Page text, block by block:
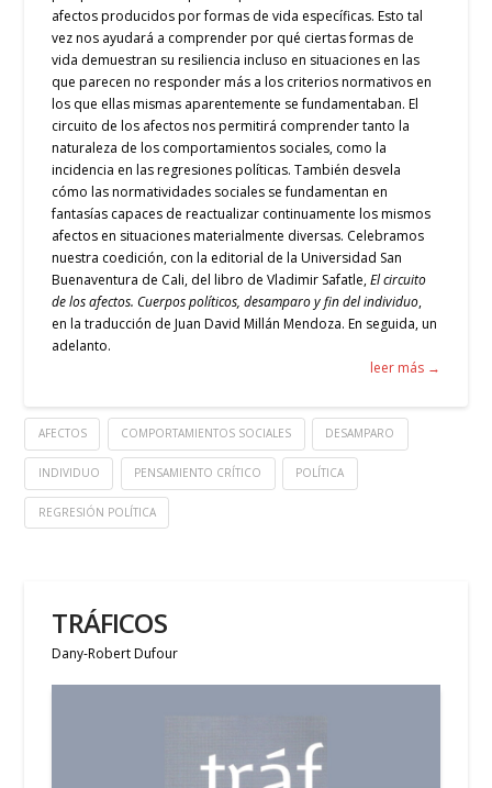
afectos producidos por formas de vida específicas. Esto tal
vez nos ayudará a comprender por qué ciertas formas de
vida demuestran su resiliencia incluso en situaciones en las
que parecen no responder más a los criterios normativos en
los que ellas mismas aparentemente se fundamentaban. El
circuito de los afectos nos permitirá comprender tanto la
naturaleza de los comportamientos sociales, como la
incidencia en las regresiones políticas. También desvela
cómo las normatividades sociales se fundamentan en
fantasías capaces de reactualizar continuamente los mismos
afectos en situaciones materialmente diversas. Celebramos
nuestra coedición, con la editorial de la Universidad San
Buenaventura de Cali, del libro de Vladimir Safatle,El circuito
de los afectos. Cuerpos políticos, desamparo y fin del individuo,
en la traducción de Juan David Millán Mendoza. En seguida, un
adelanto.
leer más →
AFECTOS COMPORTAMIENTOS SOCIALES DESAMPARO
INDIVIDUO PENSAMIENTO CRÍTICO POLÍTICA
REGRESIÓN POLÍTICA
TRÁFICOS
Dany-Robert Dufour